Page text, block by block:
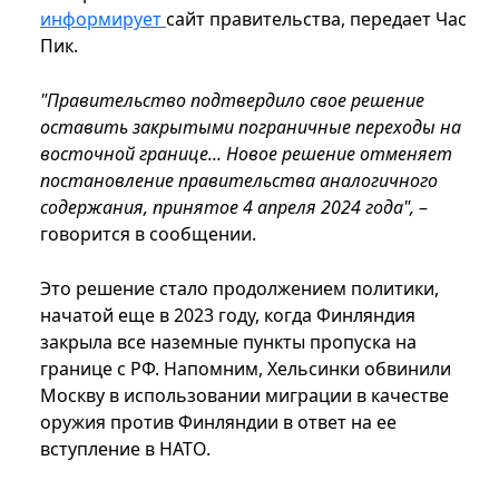
информируетсайт правительства, передает Час
Пик.
"Правительство подтвердило свое решение
оставить закрытыми пограничные переходы на
восточной границе... Новое решение отменяет
постановление правительства аналогичного
содержания, принятое 4 апреля 2024 года", –
говорится в сообщении.
Это решение стало продолжением политики,
начатой еще в 2023 году, когда Финляндия
закрыла все наземные пункты пропуска на
границе с РФ. Напомним, Хельсинки обвинили
Москву в использовании миграции в качестве
оружия против Финляндии в ответ на ее
вступление в НАТО.